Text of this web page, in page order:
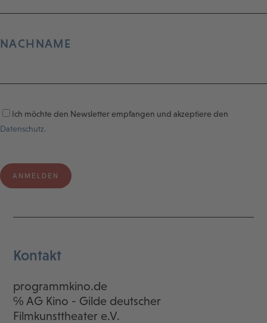
NACHNAME
Ich möchte den Newsletter empfangen und akzeptiere den
Datenschutz.
Kontakt
programmkino.de
℅ AG Kino - Gilde deutscher
Filmkunsttheater e.V.